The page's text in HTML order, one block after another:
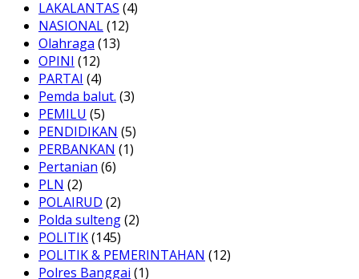
LAKALANTAS (4)
NASIONAL(12)
Olahraga (13)
OPINI (12)
PARTAI (4)
Pemda balut. (3)
PEMILU (5)
PENDIDIKAN (5)
PERBANKAN (1)
Pertanian (6)
PLN (2)
POLAIRUD (2)
Polda sulteng(2)
POLITIK(145)
POLITIK & PEMERINTAHAN (12)
Polres Banggai (1)